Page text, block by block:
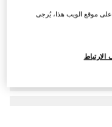
على موقع الويب هذا، يُرجى